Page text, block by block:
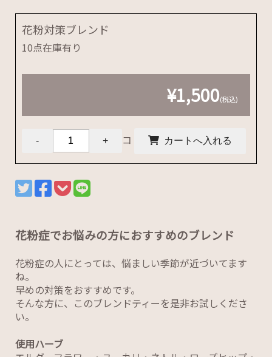
花粉対策ブレンド
10点在庫有り
¥1,500(税込)
コ
花粉症でお悩みの方におすすめのブレンド
花粉症の人にとっては、悩ましい季節が近づいてます
ね。
早めの対策をおすすめです。
そんな方に、このブレンドティーを是非お試しくださ
い。
使用ハーブ